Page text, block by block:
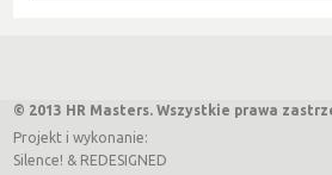
© 2013 HR Masters. Wszystkie prawa
Projekt i wykonanie:
Silence! & REDESIGNED